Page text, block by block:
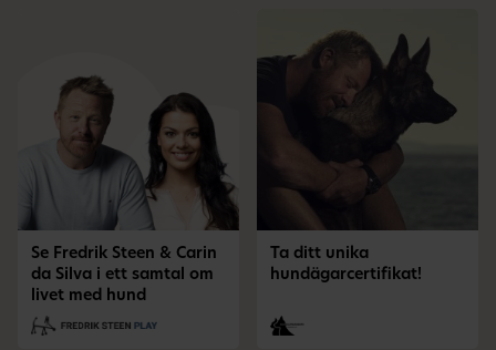
Se Fredrik Steen & Carin
da Silva i ett samtal om
livet med hund
Ta ditt unika
hundägarcertifikat!